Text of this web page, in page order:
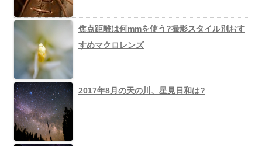
焦点距離は何mmを使う?撮影スタイル別おす
すめマクロレンズ
2017年8月の天の川、星見日和は?